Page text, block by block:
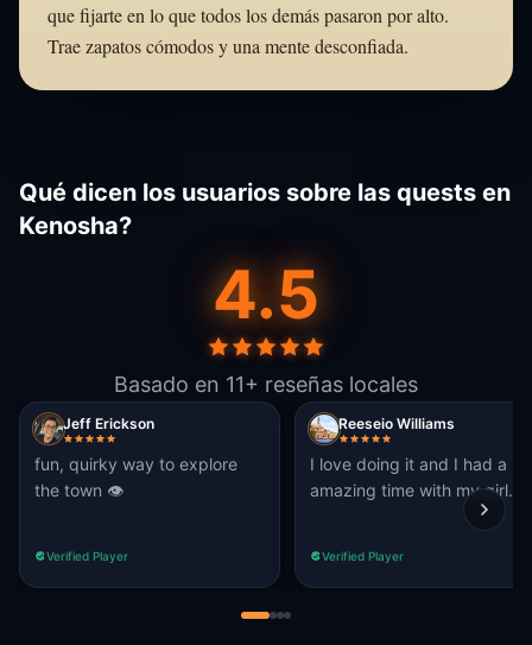
que fijarte en lo que todos los demás pasaron por alto.
Trae zapatos cómodos y una mente desconfiada.
Qué dicen los usuarios sobre las quests en
Kenosha?
4.5
Basado en 11+ reseñas locales
Jeff Erickson
fun, quirky way to explore
the town 👁️
Verified Player
Reeseio Williams
I love doing it and I had a
amazing time with my girl.
Verified Player